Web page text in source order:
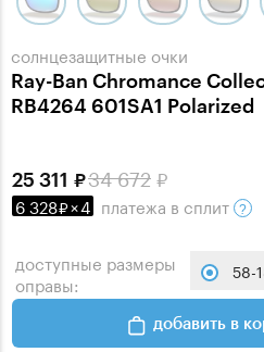
солнцезащитные очки
Ray-Ban Chromance
RB4264 601SA1 Polarized
34 672
25 311
6 328 ×4 платежа в сплит
доступные размеры
оправы:
58-
добавить в